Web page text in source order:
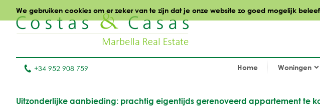
We gebruiken cookies om er zeker van te zijn dat je onze website zo goed mogelijk
+34 952 908 759 Home Woningen
Uitzonderlijke aanbieding: prachtig eigentijds gerenoveerd appartement te